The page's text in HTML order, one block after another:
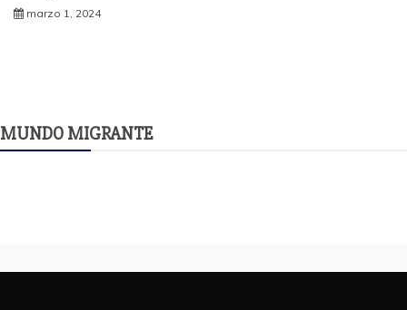
marzo 1, 2024
MUNDO MIGRANTE